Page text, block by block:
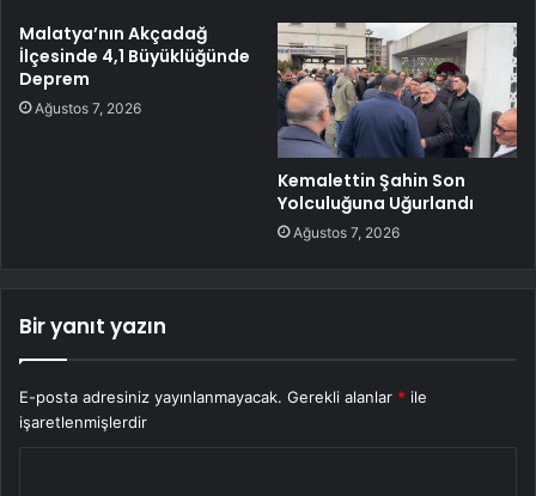
Malatya’nın Akçadağ
İlçesinde 4,1 Büyüklüğünde
Deprem
Ağustos 7, 2026
Kemalettin Şahin Son
Yolculuğuna Uğurlandı
Ağustos 7, 2026
Bir yanıt yazın
E-posta adresiniz yayınlanmayacak. Gerekli alanlar * ile
işaretlenmişlerdir